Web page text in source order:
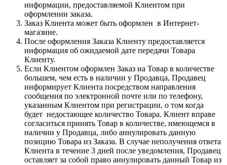
информации, предоставляемой Клиентом при
оформлении заказа.
Заказ Клиента может быть оформлен в Интернет-
магазине.
После оформления Заказа Клиенту предоставляется
информация об ожидаемой дате передачи Товара
Клиенту.
Если Клиентом оформлен Заказ на Товар в количестве
большем, чем есть в наличии у Продавца, Продавец
информирует Клиента посредством направления
сообщения по электронной почте или по телефону,
указанным Клиентом при регистрации, о том когда
будет недостающее количество Товара. Клиент вправе
согласиться принять Товар в количестве, имеющемся в
наличии у Продавца, либо аннулировать данную
позицию Товара из Заказа. В случае неполучения ответа
Клиента в течение 3 дней после уведомления, Продавец
оставляет за собой право аннулировать данный Товар из